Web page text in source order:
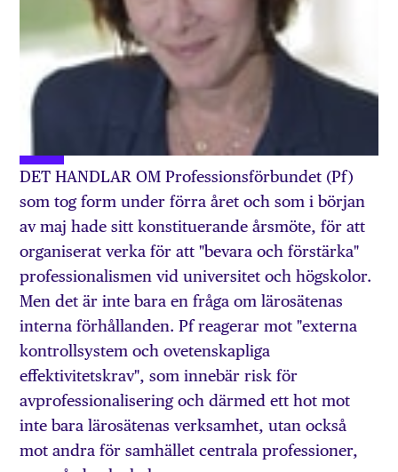
DET HANDLAR OM Professionsförbundet (Pf)
som tog form under förra året och som i början
av maj hade sitt konstituerande årsmöte, för att
organiserat verka för att "bevara och förstärka"
professionalismen vid universitet och högskolor.
Men det är inte bara en fråga om lärosätenas
interna förhållanden. Pf reagerar mot "externa
kontrollsystem och ovetenskapliga
effektivitetskrav", som innebär risk för
avprofessionalisering och därmed ett hot mot
inte bara lärosätenas verksamhet, utan också
mot andra för samhället centrala professioner,